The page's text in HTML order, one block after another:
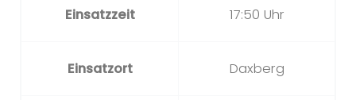
Einsatzzeit 17:50 Uhr
Einsatzort Daxberg